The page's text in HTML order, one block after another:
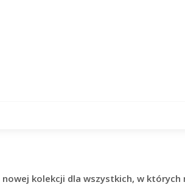
kolekcji dla wszystkich, w których